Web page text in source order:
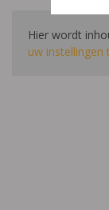
Hier wordt
uw instellingen